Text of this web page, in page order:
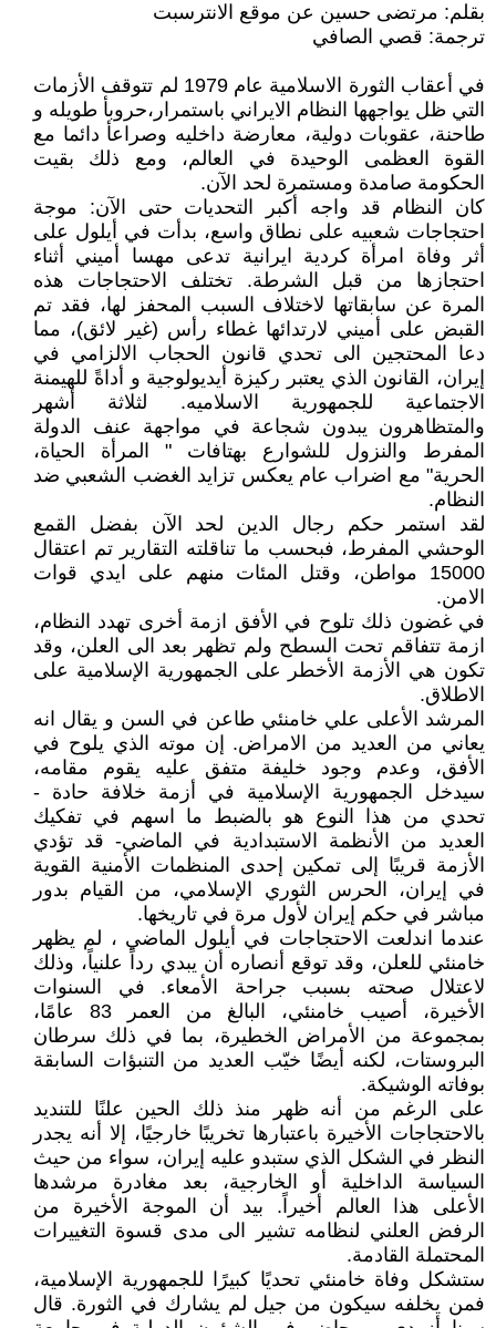
بقلم: مرتضى حسين عن موقع الانترسبت
ترجمة: قصي الصافي
في أعقاب الثورة الاسلامية عام 1979 لم تتوقف الأزمات
التي ظل يواجهها النظام الايراني باستمرار،حروبأ طويله و
طاحنة، عقوبات دولية، معارضة داخليه وصراعأ دائما مع
القوة العظمى الوحيدة في العالم، ومع ذلك بقيت
الحكومة صامدة ومستمرة لحد الآن.
كان النظام قد واجه أكبر التحديات حتى الآن: موجة
احتجاجات شعبيه على نطاق واسع، بدأت في أيلول على
أثر وفاة امرأة كردية ايرانية تدعى مهسا أميني أثناء
احتجازها من قبل الشرطة. تختلف الاحتجاجات هذه
المرة عن سابقاتها لاختلاف السبب المحفز لها، فقد تم
القبض على أميني لارتدائها غطاء رأس (غير لائق)، مما
دعا المحتجين الى تحدي قانون الحجاب الالزامي في
إيران، القانون الذي يعتبر ركيزة أيديولوجية و أداةً للهيمنة
الاجتماعية للجمهورية الاسلاميه. لثلاثة أشهر
والمتظاهرون يبدون شجاعة في مواجهة عنف الدولة
المفرط والنزول للشوارع بهتافات " المرأة الحياة،
الحرية" مع اضراب عام يعكس تزايد الغضب الشعبي ضد
النظام.
لقد استمر حكم رجال الدين لحد الآن بفضل القمع
الوحشي المفرط، فبحسب ما تناقلته التقارير تم اعتقال
15000 مواطن، وقتل المئات منهم على ايدي قوات
الامن.
في غضون ذلك تلوح في الأفق ازمة أخرى تهدد النظام،
ازمة تتفاقم تحت السطح ولم تظهر بعد الى العلن، وقد
تكون هي الأزمة الأخطر على الجمهورية الإسلامية على
الاطلاق.
المرشد الأعلى علي خامنئي طاعن في السن و يقال انه
يعاني من العديد من الامراض. إن موته الذي يلوح في
الأفق، وعدم وجود خليفة متفق عليه يقوم مقامه،
سيدخل الجمهورية الإسلامية في أزمة خلافة حادة -
تحدي من هذا النوع هو بالضبط ما اسهم في تفكيك
العديد من الأنظمة الاستبدادية في الماضي- قد تؤدي
الأزمة قريبًا إلى تمكين إحدى المنظمات الأمنية القوية
في إيران، الحرس الثوري الإسلامي، من القيام بدور
مباشر في حكم إيران لأول مرة في تاريخها.
عندما اندلعت الاحتجاجات في أيلول الماضي ، لم يظهر
خامنئي للعلن، وقد توقع أنصاره أن يبدي رداً علنياً، وذلك
لاعتلال صحته بسبب جراحة الأمعاء. في السنوات
الأخيرة، أصيب خامنئي، البالغ من العمر 83 عامًا،
بمجموعة من الأمراض الخطيرة، بما في ذلك سرطان
البروستات، لكنه أيضًا خيّب العديد من التنبؤات السابقة
بوفاته الوشيكة.
على الرغم من أنه ظهر منذ ذلك الحين علنًا للتنديد
بالاحتجاجات الأخيرة باعتبارها تخريبًا خارجيًا، إلا أنه يجدر
النظر في الشكل الذي ستبدو عليه إيران، سواء من حيث
السياسة الداخلية أو الخارجية، بعد مغادرة مرشدها
الأعلى هذا العالم أخيراً. بيد أن الموجة الأخيرة من
الرفض العلني لنظامه تشير الى مدى قسوة التغييرات
المحتملة القادمة.
ستشكل وفاة خامنئي تحديًا كبيرًا للجمهورية الإسلامية،
فمن يخلفه سيكون من جيل لم يشارك في الثورة. قال